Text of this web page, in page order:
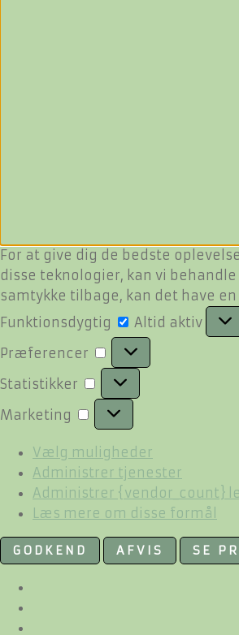
For at give dig de bedste
disse teknologier, kan vi
samtykke tilbage, kan det have
Funktionsdygtig
Altid aktiv
Præferencer
Præferencer
Statistikker Statistikker
Marketing Marketing
Vælg muligheder
Administrer tjenester
Administrer {vendor_count}
Læs mere om disse formål
GODKEND AFVIS SE